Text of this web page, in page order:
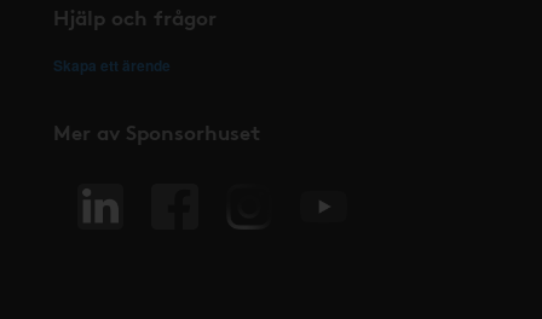
Hjälp och frågor
Skapa ett ärende
Mer av Sponsorhuset